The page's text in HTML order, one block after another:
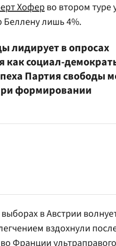
Хоферво втором туре
Беллену лишь 4%.
лидирует в опросах
как социал-
Партия свободы
формировании
в Австрии
вздохнули
Франции ультраправого